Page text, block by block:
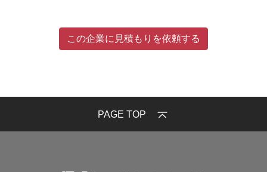
PAGE TOP